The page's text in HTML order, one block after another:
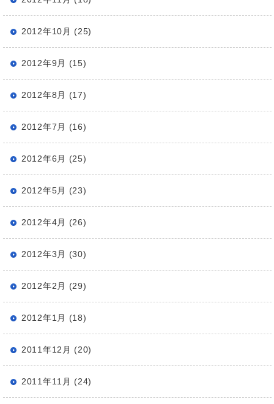
2012年10月 (25)
2012年9月 (15)
2012年8月 (17)
2012年7月 (16)
2012年6月 (25)
2012年5月 (23)
2012年4月 (26)
2012年3月 (30)
2012年2月 (29)
2012年1月 (18)
2011年12月 (20)
2011年11月 (24)